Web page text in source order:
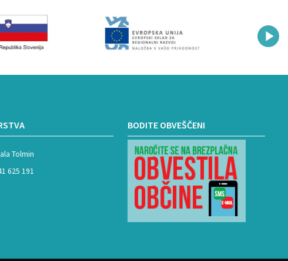
Tolmin
625 191
BODITE OBVEŠČENI